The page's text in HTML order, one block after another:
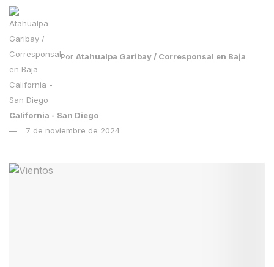
Por Atahualpa Garibay / Corresponsal en Baja
California - San Diego
7 de noviembre de 2024